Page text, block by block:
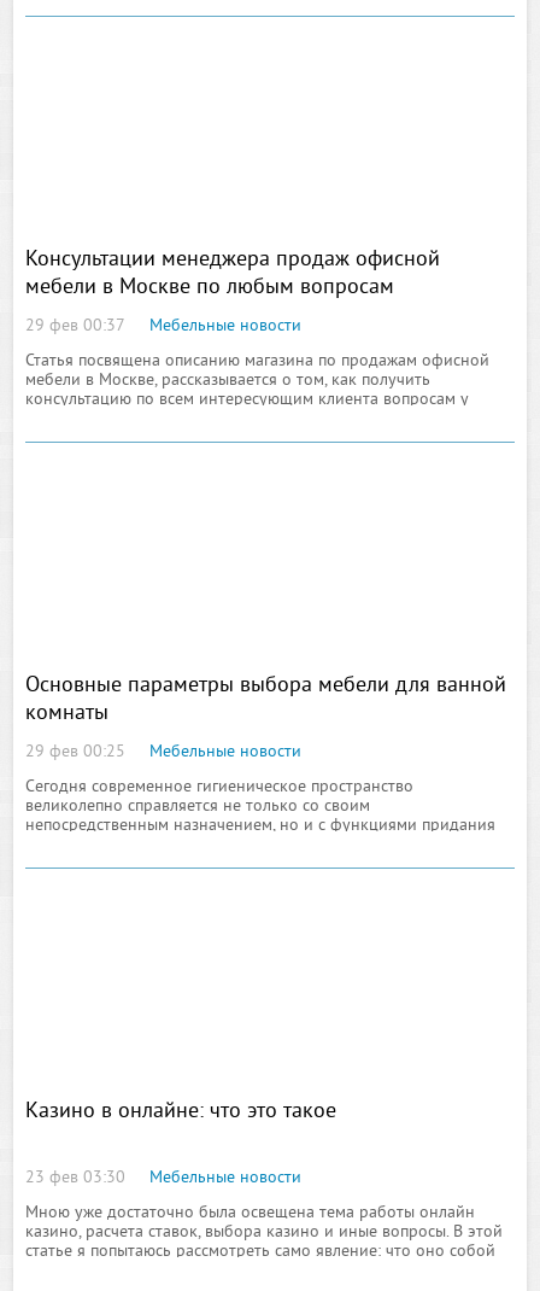
Консультации менеджера продаж офисной
мебели в Москве по любым вопросам
29 фев 00:37
Мебельные новости
Статья посвящена описанию магазина по продажам офисной
мебели в Москве, рассказывается о том, как получить
консультацию по всем интересующим клиента вопросам у
Основные параметры выбора мебели для ванной
комнаты
29 фев 00:25
Мебельные новости
Сегодня современное гигиеническое пространство
великолепно справляется не только со своим
непосредственным назначением, но и с функциями придания
же, во многом данные
Казино в онлайне: что это такое
23 фев 03:30
Мебельные новости
Мною уже достаточно была освещена тема работы онлайн
казино, расчета ставок, выбора казино и иные вопросы. В этой
статье я попытаюсь рассмотреть само явление: что оно собой